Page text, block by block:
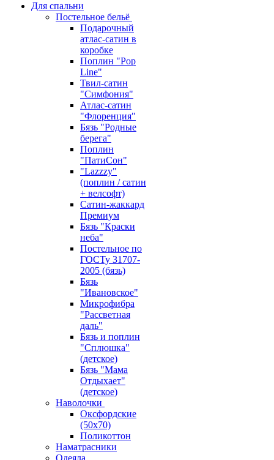
Для спальни
Постельное бельё
Подарочный
атлас-сатин в
коробке
Поплин "Pop
Line"
Твил-сатин
"Симфония"
Атлас-сатин
"Флоренция"
Бязь "Родные
берега"
Поплин
"ПатиСон"
"Lazzzy"
(поплин / сатин
+ велсофт)
Сатин-жаккард
Премиум
Бязь "Краски
неба"
Постельное по
ГОСТу 31707-
2005 (бязь)
Бязь
"Ивановское"
Микрофибра
"Рассветная
даль"
Бязь и поплин
"Сплюшка"
(детское)
Бязь "Мама
Отдыхает"
(детское)
Наволочки
Оксфордские
(50х70)
Поликоттон
Наматрасники
Одеяла